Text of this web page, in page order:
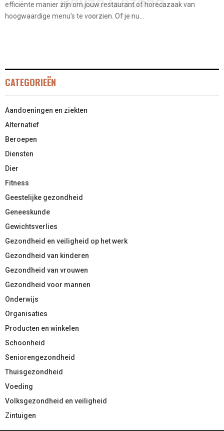
efficiënte manier zijn om jouw restaurant of horecazaak van
hoogwaardige menu’s te voorzien. Of je nu...
CATEGORIEËN
Aandoeningen en ziekten
Alternatief
Beroepen
Diensten
Dier
Fitness
Geestelijke gezondheid
Geneeskunde
Gewichtsverlies
Gezondheid en veiligheid op het werk
Gezondheid van kinderen
Gezondheid van vrouwen
Gezondheid voor mannen
Onderwijs
Organisaties
Producten en winkelen
Schoonheid
Seniorengezondheid
Thuisgezondheid
Voeding
Volksgezondheid en veiligheid
Zintuigen